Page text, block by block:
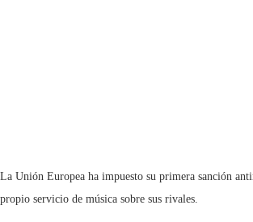
La Unión Europea ha impuesto su primera sanción
propio servicio de música sobre sus rivales.